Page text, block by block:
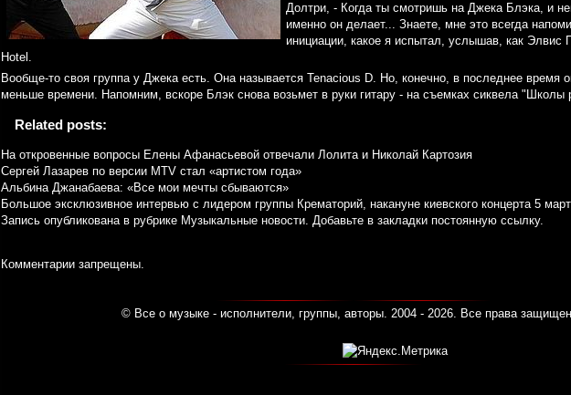
Долтри, - Когда ты смотришь на Джека Блэка, и
именно он делает... Знаете, мне это всегда
инициации, какое я испытал, услышав, как Элвис
Hotel.
Вообще-то своя группа у Джека есть. Она называется Tenacious D. Но, конечно, в последнее время
меньше времени. Напомним, вскоре Блэк снова возьмет в руки гитару - на съемках сиквела "Школы
Related posts:
На откровенные вопросы Елены Афанасьевой отвечали Лолита и Николай Картозия
Сергей Лазарев по версии MTV стал «артистом года»
Альбина Джанабаева: «Все мои мечты сбываются»
Большое эксклюзивное интервью с лидером группы Крематорий, накануне киевского концерта 5
Запись опубликована в рубрике Музыкальные новости. Добавьте в закладки постоянную ссылку.
Комментарии запрещены.
© Все о музыке - исполнители, группы, авторы. 2004 - 2026. Все права